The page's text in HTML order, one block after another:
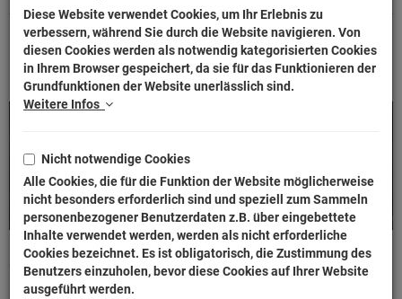
Gaming Gaming Kinder T-
Shirts
Gaming Kinder T-Shirt Fanartikel bei Tshirt-People -
Level mit Deinem Buddy!
Diese Website verwendet Cookies, um Ihr Erlebnis zu
verbessern, während Sie durch die Website navigieren. Von
diesen Cookies werden als notwendig kategorisierten Cookies
in Ihrem Browser gespeichert, da sie für das Funktionieren der
Grundfunktionen der Website unerlässlich sind.
Weitere Infos
Nicht notwendige Cookies
Alle Cookies, die für die Funktion der Website möglicherweise
nicht besonders erforderlich sind und speziell zum Sammeln
personenbezogener Benutzerdaten z.B. über eingebettete
Inhalte verwendet werden, werden als nicht erforderliche
Cookies bezeichnet. Es ist obligatorisch, die Zustimmung des
Benutzers einzuholen, bevor diese Cookies auf Ihrer Website
ausgeführt werden.